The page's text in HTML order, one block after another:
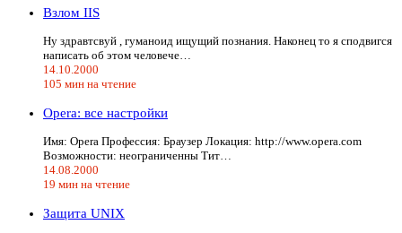
Взлом IIS
Ну здравтсвуй , гуманоид ищущий познания. Наконец то я сподвигся
написать об этом человече…
14.10.2000
105 мин на чтение
Operа: все настройки
Имя: Opera Профессия: Браузер Локация: http://www.opera.com
Возможности: неограниченны Тит…
14.08.2000
19 мин на чтение
Защита UNIX